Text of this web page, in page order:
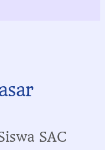
SAC